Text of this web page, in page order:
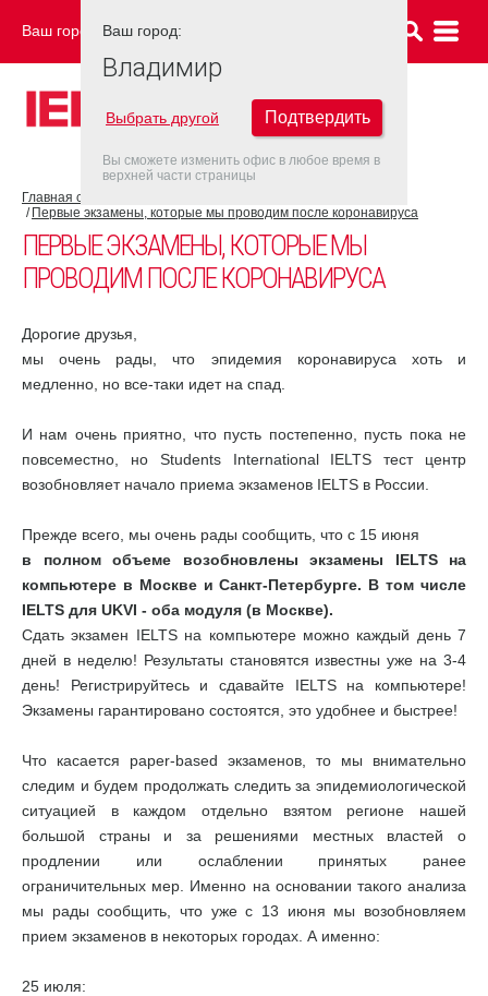
Ваш город: ВЛАДИМИР
Главная страница
Первые экзамены, которые мы проводим после коронавируса
ПЕРВЫЕ ЭКЗАМЕНЫ, КОТОРЫЕ МЫ
ПРОВОДИМ ПОСЛЕ КОРОНАВИРУСА
Дорогие друзья,
мы очень рады, что эпидемия коронавируса хоть и
медленно, но все-таки идет на спад.
И нам очень приятно, что пусть постепенно, пусть пока не
повсеместно, но Students International IELTS тест центр
возобновляет начало приема экзаменов IELTS в России.
Прежде всего, мы очень рады сообщить, что с 15 июня
в полном объеме возобновлены экзамены IELTS на
компьютере в Москве и Санкт-Петербурге. В том числе
IELTS для UKVI - оба модуля (в Москве).
Сдать экзамен IELTS на компьютере можно каждый день 7
дней в неделю! Результаты становятся известны уже на 3-4
день! Регистрируйтесь и сдавайте IELTS на компьютере!
Экзамены гарантировано состоятся, это удобнее и быстрее!
Что касается paper-based экзаменов, то мы внимательно
следим и будем продолжать следить за эпидемиологической
ситуацией в каждом отдельно взятом регионе нашей
большой страны и за решениями местных властей о
продлении или ослаблении принятых ранее
ограничительных мер. Именно на основании такого анализа
мы рады сообщить, что уже с 13 июня мы возобновляем
прием экзаменов в некоторых городах. А именно:
25 июля:
Ваш город:
Владимир
Выбрать другой Подтвердить
Вы сможете изменить офис в любое время в
верхней части страницы